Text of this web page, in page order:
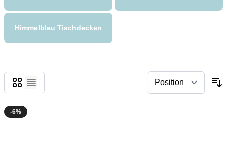
Himmelblau Tischdecken
Grid
List
-6%